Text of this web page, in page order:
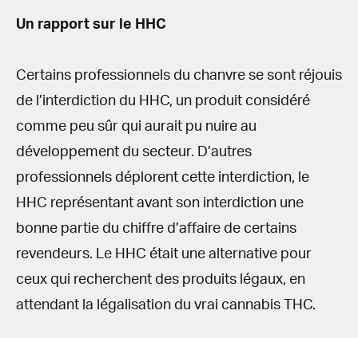
Un rapport sur le HHC
Certains professionnels du chanvre se sont réjouis
de l’interdiction du HHC, un produit considéré
comme peu sûr qui aurait pu nuire au
développement du secteur. D’autres
professionnels déplorent cette interdiction, le
HHC représentant avant son interdiction une
bonne partie du chiffre d’affaire de certains
revendeurs. Le HHC était une alternative pour
ceux qui recherchent des produits légaux, en
attendant la légalisation du vrai cannabis THC.